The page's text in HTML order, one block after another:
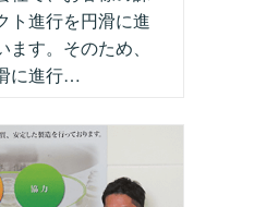
ト進行を円滑に進
す。そのため、
に進行…